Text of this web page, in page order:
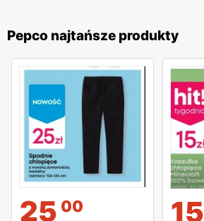
Pepco najtańsze produkty
25 00 15